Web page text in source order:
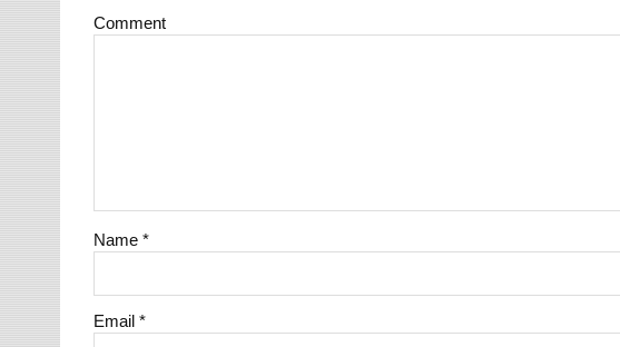
Comment
Name*
Email*